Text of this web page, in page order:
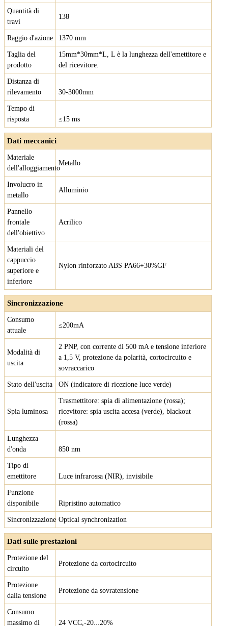
Quantità di
travi
138
Raggio d'azione 1370 mm
Taglia del
prodotto
15mm*30mm*L, L è la lunghezza dell'emettitore e
del ricevitore.
Distanza di
rilevamento
30-3000mm
Tempo di
risposta
≤15 ms
Dati meccanici
Materiale
dell'alloggiamento
Metallo
Involucro in
metallo
Alluminio
Pannello
frontale
dell'obiettivo
Acrilico
Materiali del
cappuccio
superiore e
inferiore
Nylon rinforzato ABS PA66+30%GF
Sincronizzazione
Consumo
attuale
≤200mA
Modalità di
uscita
2 PNP, con corrente di 500 mA e tensione inferiore
a 1,5 V, protezione da polarità, cortocircuito e
sovraccarico
Stato dell'uscita ON (indicatore di ricezione luce verde)
Spia luminosa
Trasmettitore: spia di alimentazione (rossa);
ricevitore: spia uscita accesa (verde), blackout
(rossa)
Lunghezza
d'onda
850 nm
Tipo di
emettitore
Luce infrarossa (NIR), invisibile
Funzione
disponibile
Ripristino automatico
Sincronizzazione Optical synchronization
Dati sulle prestazioni
Protezione del
circuito
Protezione da cortocircuito
Protezione
dalla tensione
Protezione da sovratensione
Consumo
massimo di
24 VCC,-20...20%